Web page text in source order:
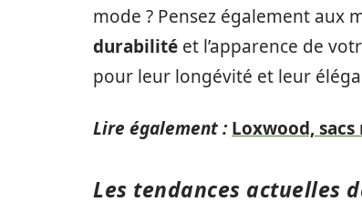
mode ? Pensez également aux
durabilité et l’apparence de
pour leur longévité et leur
Lire également : Loxwood,
Les tendances actuelles